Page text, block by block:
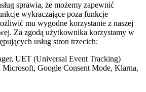
sprawia, że możemy zapewnić
wykraczające poza funkcje
mu wygodne korzystanie z naszej
Za zgodą użytkownika korzystamy w
usług stron trzecich:
UET (Universal Event Tracking)
Microsoft, Google Consent Mode, Klarna,